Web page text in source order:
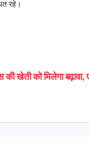
रहे।
की खेती को मिलेगा